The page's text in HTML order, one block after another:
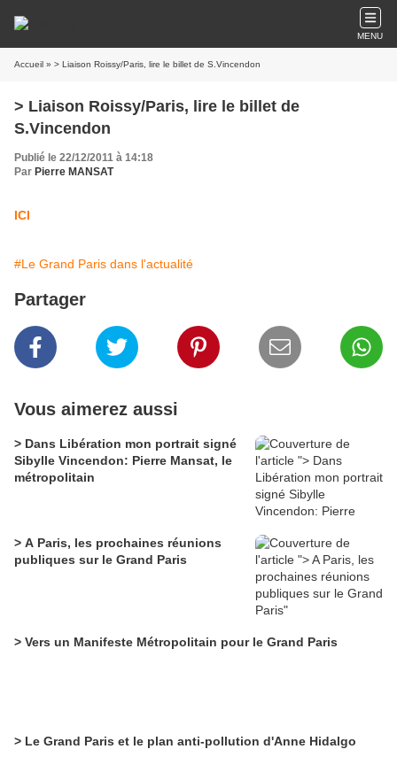
MENU
Accueil » > Liaison Roissy/Paris, lire le billet de S.Vincendon
> Liaison Roissy/Paris, lire le billet de
S.Vincendon
Publié le 22/12/2011 à 14:18
Par Pierre MANSAT
ICI
#Le Grand Paris dans l'actualité
Partager
Vous aimerez aussi
> Dans Libération mon portrait signé
Sibylle Vincendon: Pierre Mansat, le
métropolitain
> A Paris, les prochaines réunions
publiques sur le Grand Paris
> Vers un Manifeste Métropolitain pour le Grand Paris
> Le Grand Paris et le plan anti-pollution d'Anne Hidalgo